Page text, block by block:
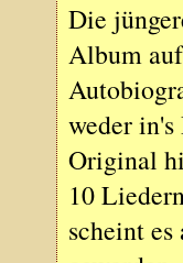
Die
Album
weder
Original
10
scheint